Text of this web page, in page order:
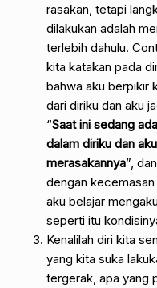
rasakan, tetapi
dilakukan adalah
terlebih dahulu.
kita katakan pada
bahwa aku berpikir
dari diriku dan aku
“Saat ini sedang
dalam diriku dan
merasakannya”,
dengan
aku belajar
seperti itu
Kenalilah diri kita
yang kita suka
tergerak, apa yang